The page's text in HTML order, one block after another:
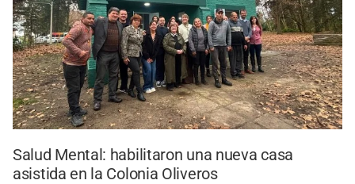
Salud Mental: habilitaron una nueva casa
asistida en la Colonia Oliveros